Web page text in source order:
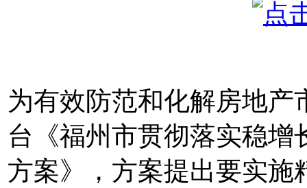
为有效防范和化解房地产
台 《福州市贯彻落实稳
方案》，方案提出要实施